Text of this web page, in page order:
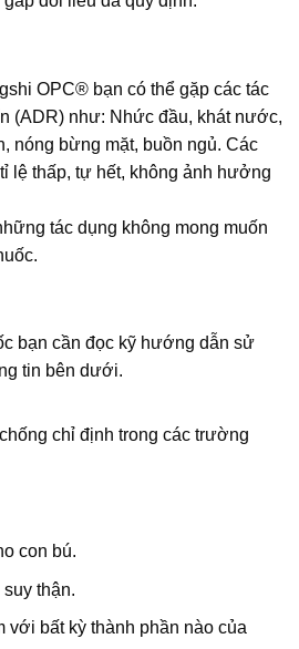
OPC® bạn có thể gặp các tác
(ADR) như: Nhức đầu, khát nước,
nóng bừng mặt, buồn ngủ. Các
lệ thấp, tự hết, không ảnh hưởng
tác dụng không mong muốn
bạn cần đọc kỹ hướng dẫn sử
tin bên dưới.
chỉ định trong các trường
con bú.
thận.
với bất kỳ thành phần nào của